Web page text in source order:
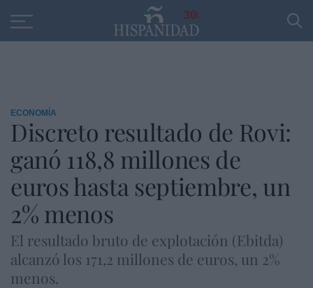
30
ECONOMÍA
Discreto resultado de Rovi:
ganó 118,8 millones de
euros hasta septiembre, un
2% menos
El resultado bruto de explotación (Ebitda)
alcanzó los 171,2 millones de euros, un 2%
menos.